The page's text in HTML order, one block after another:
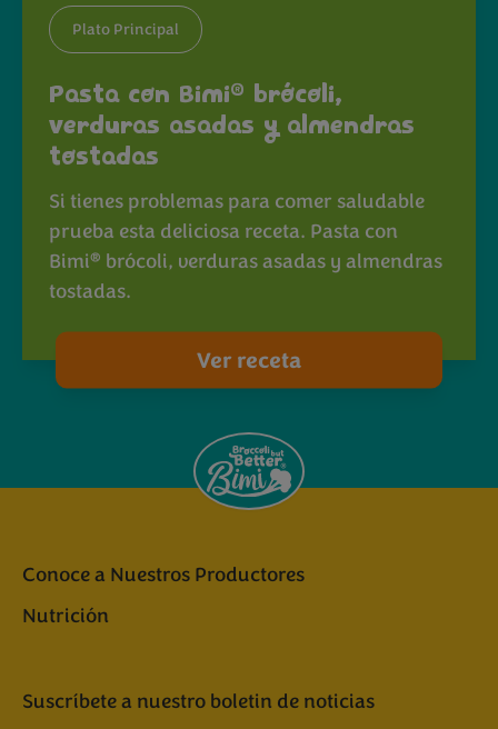
Plato Principal
Pasta con Bimi® brócoli,
verduras asadas y almendras
tostadas
Si tienes problemas para comer saludable
prueba esta deliciosa receta. Pasta con
Bimi® brócoli, verduras asadas y almendras
tostadas.
Ver receta
Conoce a Nuestros Productores
Nutrición
Suscríbete a nuestro boletin de noticias